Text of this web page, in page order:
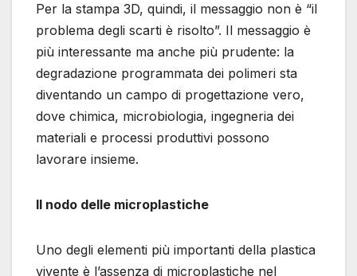
Per la stampa 3D, quindi, il messaggio non è “il
problema degli scarti è risolto”. Il messaggio è
più interessante ma anche più prudente: la
degradazione programmata dei polimeri sta
diventando un campo di progettazione vero,
dove chimica, microbiologia, ingegneria dei
materiali e processi produttivi possono
lavorare insieme.
Il nodo delle microplastiche
Uno degli elementi più importanti della plastica
vivente è l’assenza di microplastiche nel